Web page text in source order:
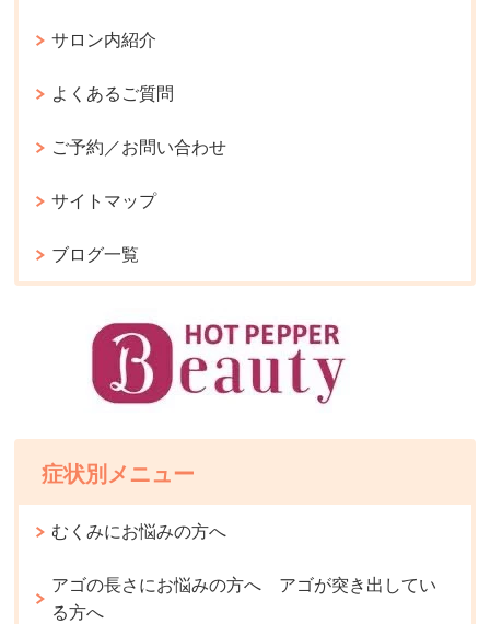
サロン内紹介
よくあるご質問
ご予約／お問い合わせ
サイトマップ
ブログ一覧
症状別メニュー
むくみにお悩みの方へ
アゴの長さにお悩みの方へ アゴが突き出してい
る方へ